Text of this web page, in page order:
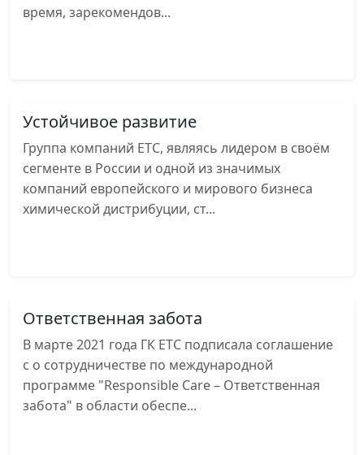
время, зарекомендов...
Устойчивое развитие
Группа компаний ЕТС, являясь лидером в своём
сегменте в России и одной из значимых
компаний европейского и мирового бизнеса
химической дистрибуции, ст...
Ответственная забота
В марте 2021 года ГК ЕТС подписала соглашение
с о сотрудничестве по международной
программе "Responsible Care – Ответственная
забота" в области обеспе...